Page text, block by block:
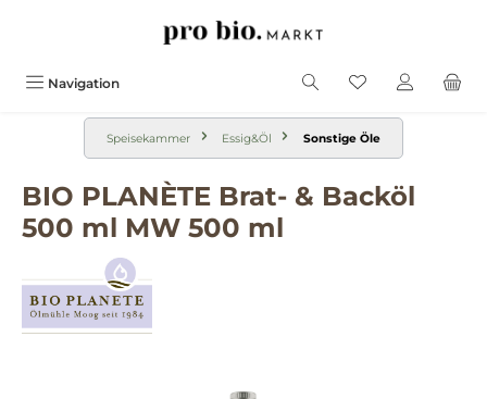
Navigation
Speisekammer Essig&Öl Sonstige Öle
BIO PLANÈTE Brat- & Backöl
500 ml MW 500 ml